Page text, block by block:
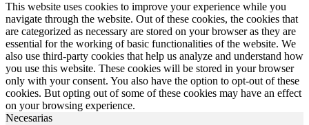
This website uses cookies to improve your experience while you
navigate through the website. Out of these cookies, the cookies that
are categorized as necessary are stored on your browser as they are
essential for the working of basic functionalities of the website. We
also use third-party cookies that help us analyze and understand how
you use this website. These cookies will be stored in your browser
only with your consent. You also have the option to opt-out of these
cookies. But opting out of some of these cookies may have an effect
on your browsing experience.
Necesarias